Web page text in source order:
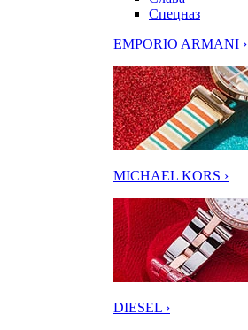
Спецназ
EMPORIO ARMANI ›
MICHAEL KORS ›
DIESEL ›